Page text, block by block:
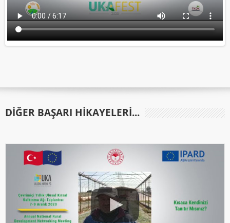
DIĞER BAŞARI HIKAYELERI...